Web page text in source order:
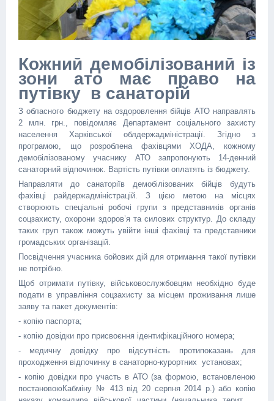
Кожний демобілізований із
зони ато має право на
путівку в санаторій
З обласного бюджету на оздоровлення бійців АТО направлять
2 млн. грн., повідомляє Департамент соціального захисту
населення Харківської облдержадміністрації. Згідно з
програмою, що розроблена фахівцями ХОДА, кожному
демобілізованому учаснику АТО запропонують 14-денний
санаторний відпочинок. Вартість путівки оплатять із бюджету.
Направляти до санаторіїв демобілізованих бійців будуть
фахівці райдержадміністрацій. З цією метою на місцях
створюють спеціальні робочі групи з представників органів
соцзахисту, охорони здоров’я та силових структур. До складу
таких груп також можуть увійти інші фахівці та представники
громадських організацій.
Посвідчення учасника бойових дій для отримання такої путівки
не потрібно.
Щоб отримати путівку, військовослужбовцям необхідно буде
подати в управління соцзахисту за місцем проживання лише
заяву та пакет документів:
- копію паспорта;
- копію довідки про присвоєння ідентифікаційного номера;
- медичну довідку про відсутність протипоказань для
проходження відпочинку в санаторно-курортних установах;
- копію довідки про участь в АТО (за формою, встановленою
постановоюКабміну № 413 від 20 серпня 2014 р.) або копію